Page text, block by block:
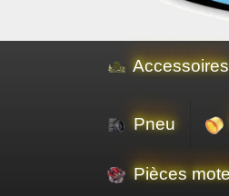
Accessoires
Pneu
Pièces